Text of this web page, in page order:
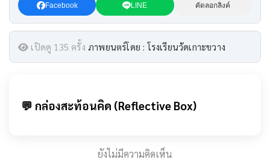
Facebook LINE คัดลอกลิงค์
เปิดดู 135 ครั้ง ภาพยนตร์โดย : โรงเรียนวัดเกาะขวาง
💬 กล่องสะท้อนคิด (Reflective Box)
ยังไม่มีความคิดเห็น